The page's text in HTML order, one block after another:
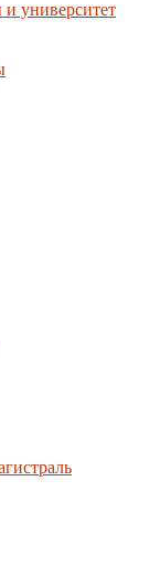
университет